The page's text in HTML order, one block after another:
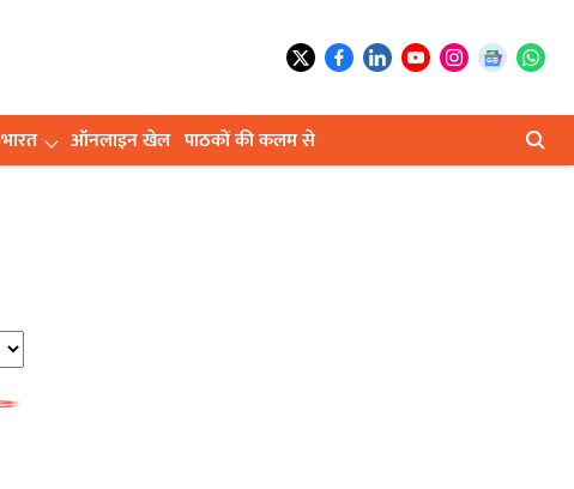
भारत ऑनलाइन खेल पाठकों की कलम से